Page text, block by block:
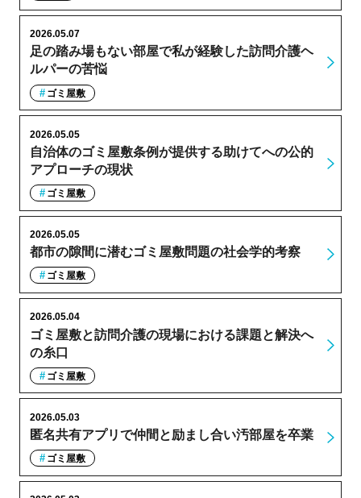
足の踏み場もない部屋で私が経験した訪問介護ヘ
ルパーの苦悩
2026.05.07
ゴミ屋敷
自治体のゴミ屋敷条例が提供する助けてへの公的
アプローチの現状
2026.05.05
ゴミ屋敷
都市の隙間に潜むゴミ屋敷問題の社会学的考察
2026.05.05
ゴミ屋敷
ゴミ屋敷と訪問介護の現場における課題と解決へ
の糸口
2026.05.04
ゴミ屋敷
匿名共有アプリで仲間と励まし合い汚部屋を卒業
2026.05.03
ゴミ屋敷